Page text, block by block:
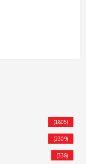
(1805)
(2309)
(338)